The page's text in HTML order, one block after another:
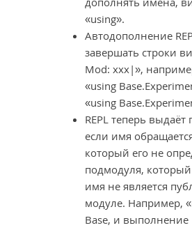
«using».
Автодополнение
завершать строки
Mod: xxx|»,
«using
«using
REPL теперь
если имя
который его не
подмодуля, который
имя не является
модуле. Например,
Base, и выполнение